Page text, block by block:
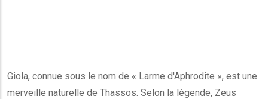
Giola, connue sous le nom de « Larme d'Aphrodite », est une
merveille naturelle de Thassos. Selon la légende, Zeus